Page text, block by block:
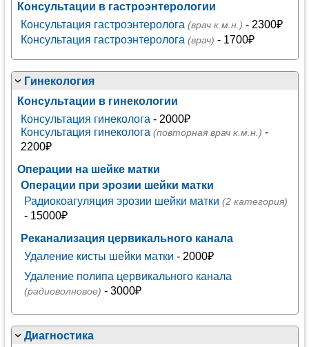
Консультации в гастроэнтерологии
Консультация гастроэнтеролога (врач к.м.н.) - 2300₽
Консультация гастроэнтеролога (врач) - 1700₽
Гинекология
Консультации в гинекологии
Консультация гинеколога - 2000₽
Консультация гинеколога (повторная врач к.м.н.) -
2200₽
Операции на шейке матки
Операции при эрозии шейки матки
Радиокоагуляция эрозии шейки матки (2 категория)
- 15000₽
Реканализация цервикального канала
Удаление кисты шейки матки - 2000₽
Удаление полипа цервикального канала
(радиоволновое) - 3000₽
Диагностика